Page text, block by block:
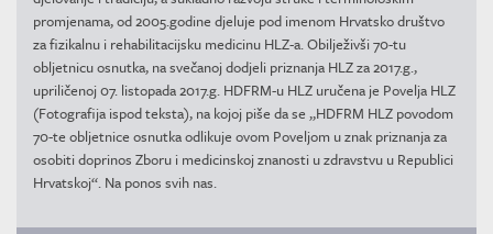
promjenama, od 2005.godine djeluje pod imenom Hrvatsko društvo
za fizikalnu i rehabilitacijsku medicinu HLZ-a. Obilježivši 70-tu
obljetnicu osnutka, na svečanoj dodjeli priznanja HLZ za 2017.g.,
upriličenoj 07. listopada 2017.g. HDFRM-u HLZ uručena je Povelja HLZ
(Fotografija ispod teksta), na kojoj piše da se „HDFRM HLZ povodom
70-te obljetnice osnutka odlikuje ovom Poveljom u znak priznanja za
osobiti doprinos Zboru i medicinskoj znanosti u zdravstvu u Republici
Hrvatskoj“. Na ponos svih nas.